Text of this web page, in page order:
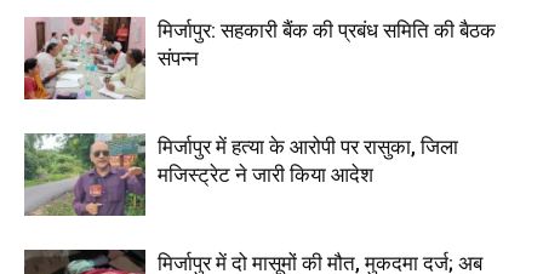
मिर्जापुर: सहकारी बैंक की प्रबंध समिति की बैठक
संपन्न
मिर्जापुर में हत्या के आरोपी पर रासुका, जिला
मजिस्ट्रेट ने जारी किया आदेश
मिर्जापुर में दो मासूमों की मौत, मुकदमा दर्ज; अब